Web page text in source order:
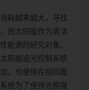
耗越来越大，寻找
而太阳能作为清洁
能源的研究对象。
阳能追光控制系统
，也使得在相同面
统为了使得光照强